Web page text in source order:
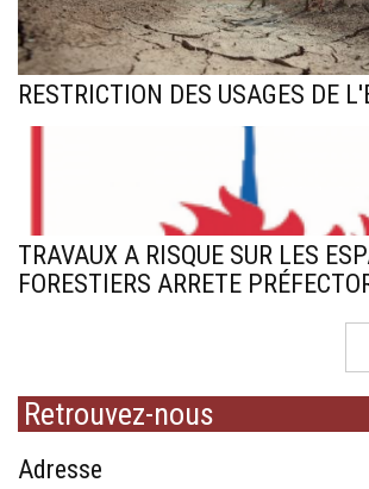
RESTRICTION DES USAGES DE
TRAVAUX A RISQUE SUR LES
FORESTIERS ARRETE
Retrouvez-nous
Adresse